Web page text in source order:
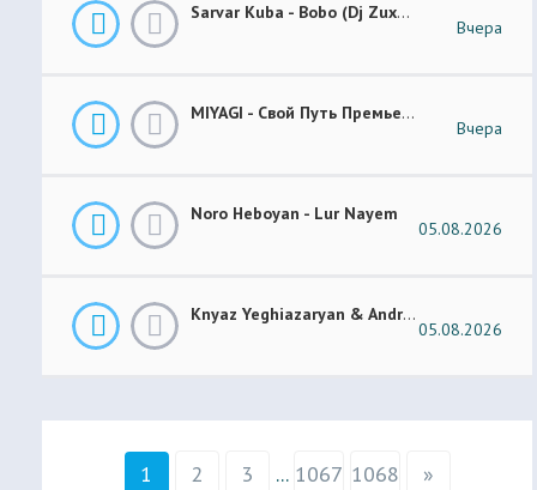
Sarvar Kuba - Bobo (Dj Zuxa Remix)
Вчера
MIYAGI - Свой Путь Премьера 2026
Вчера
Noro Heboyan - Lur Nayem
05.08.2026
Knyaz Yeghiazaryan & Andranik Sirakanyan - Arevi Pes New 2026
05.08.2026
1 2 3 ... 1067 1068 »